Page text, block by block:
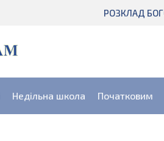
РОЗКЛАД
Недільна школа Початковим